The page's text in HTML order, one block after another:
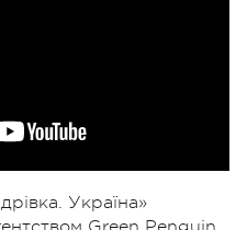
Україна»